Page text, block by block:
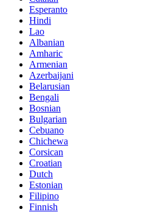
Esperanto
Hindi
Lao
Albanian
Amharic
Armenian
Azerbaijani
Belarusian
Bengali
Bosnian
Bulgarian
Cebuano
Chichewa
Corsican
Croatian
Dutch
Estonian
Filipino
Finnish